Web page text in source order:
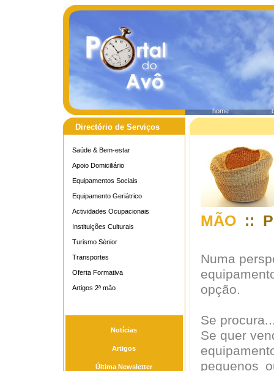
home
Directório de Serviços
Saúde & Bem-estar
Apoio Domiciliário
Equipamentos Sociais
Equipamento Geriátrico
Actividades Ocupacionais
Instituições Culturais
Turismo Sénior
Transportes
Oferta Formativa
Artigos 2ª mão
Notícias
Artigos
Última Newsletter
MÃO::
Numa
opção.
Se
Se quer
pequenos